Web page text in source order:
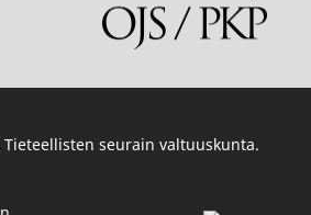
Tieteellisten seurain valtuuskunta.